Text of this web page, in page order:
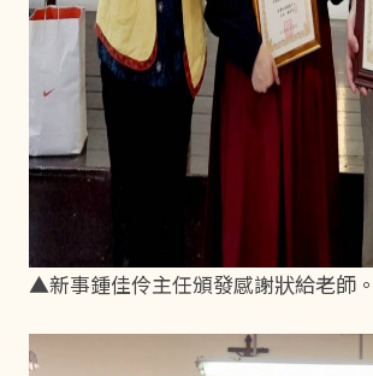
▲新事鍾佳伶主任頒發感謝狀給老師。